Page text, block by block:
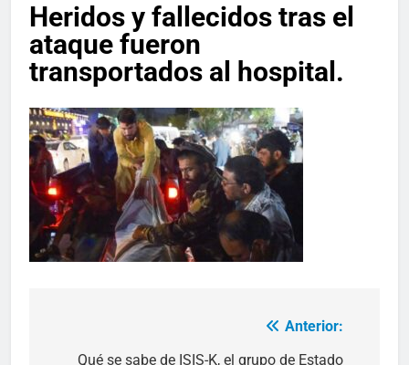
Heridos y fallecidos tras el
ataque fueron
transportados al hospital.
Anterior:
Qué se sabe de ISIS-K, el grupo de Estado